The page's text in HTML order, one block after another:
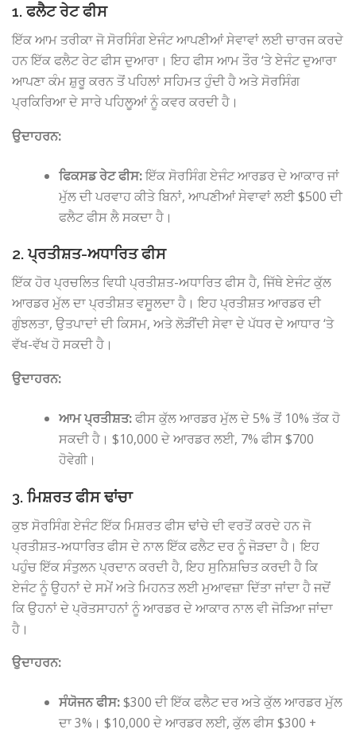
1. ਫਲੈਟ ਰੇਟ ਫੀਸ
ਇੱਕ ਆਮ ਤਰੀਕਾ ਜੋ ਸੋਰਸਿੰਗ ਏਜੰਟ ਆਪਣੀਆਂ ਸੇਵਾਵਾਂ ਲਈ ਚਾਰਜ ਕਰਦੇ
ਹਨ ਇੱਕ ਫਲੈਟ ਰੇਟ ਫੀਸ ਦੁਆਰਾ। ਇਹ ਫੀਸ ਆਮ ਤੌਰ ‘ਤੇ ਏਜੰਟ ਦੁਆਰਾ
ਆਪਣਾ ਕੰਮ ਸ਼ੁਰੂ ਕਰਨ ਤੋਂ ਪਹਿਲਾਂ ਸਹਿਮਤ ਹੁੰਦੀ ਹੈ ਅਤੇ ਸੋਰਸਿੰਗ
ਪ੍ਰਕਿਰਿਆ ਦੇ ਸਾਰੇ ਪਹਿਲੂਆਂ ਨੂੰ ਕਵਰ ਕਰਦੀ ਹੈ।
ਉਦਾਹਰਨ:
ਫਿਕਸਡ ਰੇਟ ਫੀਸ:ਇੱਕ ਸੋਰਸਿੰਗ ਏਜੰਟ ਆਰਡਰ ਦੇ ਆਕਾਰ ਜਾਂ
ਮੁੱਲ ਦੀ ਪਰਵਾਹ ਕੀਤੇ ਬਿਨਾਂ, ਆਪਣੀਆਂ ਸੇਵਾਵਾਂ ਲਈ $500 ਦੀ
ਫਲੈਟ ਫੀਸ ਲੈ ਸਕਦਾ ਹੈ।
2. ਪ੍ਰਤੀਸ਼ਤ-ਅਧਾਰਿਤ ਫੀਸ
ਇੱਕ ਹੋਰ ਪ੍ਰਚਲਿਤ ਵਿਧੀ ਪ੍ਰਤੀਸ਼ਤ-ਅਧਾਰਿਤ ਫੀਸ ਹੈ, ਜਿੱਥੇ ਏਜੰਟ ਕੁੱਲ
ਆਰਡਰ ਮੁੱਲ ਦਾ ਪ੍ਰਤੀਸ਼ਤ ਵਸੂਲਦਾ ਹੈ। ਇਹ ਪ੍ਰਤੀਸ਼ਤ ਆਰਡਰ ਦੀ
ਗੁੰਝਲਤਾ, ਉਤਪਾਦਾਂ ਦੀ ਕਿਸਮ, ਅਤੇ ਲੋੜੀਂਦੀ ਸੇਵਾ ਦੇ ਪੱਧਰ ਦੇ ਆਧਾਰ ‘ਤੇ
ਵੱਖ-ਵੱਖ ਹੋ ਸਕਦੀ ਹੈ।
ਉਦਾਹਰਨ:
ਆਮ ਪ੍ਰਤੀਸ਼ਤ:ਫੀਸ ਕੁੱਲ ਆਰਡਰ ਮੁੱਲ ਦੇ 5% ਤੋਂ 10% ਤੱਕ ਹੋ
ਸਕਦੀ ਹੈ। $10,000 ਦੇ ਆਰਡਰ ਲਈ, 7% ਫੀਸ $700
ਹੋਵੇਗੀ।
3. ਮਿਸ਼ਰਤ ਫੀਸ ਢਾਂਚਾ
ਕੁਝ ਸੋਰਸਿੰਗ ਏਜੰਟ ਇੱਕ ਮਿਸ਼ਰਤ ਫੀਸ ਢਾਂਚੇ ਦੀ ਵਰਤੋਂ ਕਰਦੇ ਹਨ ਜੋ
ਪ੍ਰਤੀਸ਼ਤ-ਅਧਾਰਿਤ ਫੀਸ ਦੇ ਨਾਲ ਇੱਕ ਫਲੈਟ ਦਰ ਨੂੰ ਜੋੜਦਾ ਹੈ। ਇਹ
ਪਹੁੰਚ ਇੱਕ ਸੰਤੁਲਨ ਪ੍ਰਦਾਨ ਕਰਦੀ ਹੈ, ਇਹ ਸੁਨਿਸ਼ਚਿਤ ਕਰਦੀ ਹੈ ਕਿ
ਏਜੰਟ ਨੂੰ ਉਹਨਾਂ ਦੇ ਸਮੇਂ ਅਤੇ ਮਿਹਨਤ ਲਈ ਮੁਆਵਜ਼ਾ ਦਿੱਤਾ ਜਾਂਦਾ ਹੈ ਜਦੋਂ
ਕਿ ਉਹਨਾਂ ਦੇ ਪ੍ਰੋਤਸਾਹਨਾਂ ਨੂੰ ਆਰਡਰ ਦੇ ਆਕਾਰ ਨਾਲ ਵੀ ਜੋੜਿਆ ਜਾਂਦਾ
ਹੈ।
ਉਦਾਹਰਨ:
ਸੰਯੋਜਨ ਫੀਸ:$300 ਦੀ ਇੱਕ ਫਲੈਟ ਦਰ ਅਤੇ ਕੁੱਲ ਆਰਡਰ ਮੁੱਲ
ਦਾ 3%। $10,000 ਦੇ ਆਰਡਰ ਲਈ, ਕੁੱਲ ਫੀਸ $300 +